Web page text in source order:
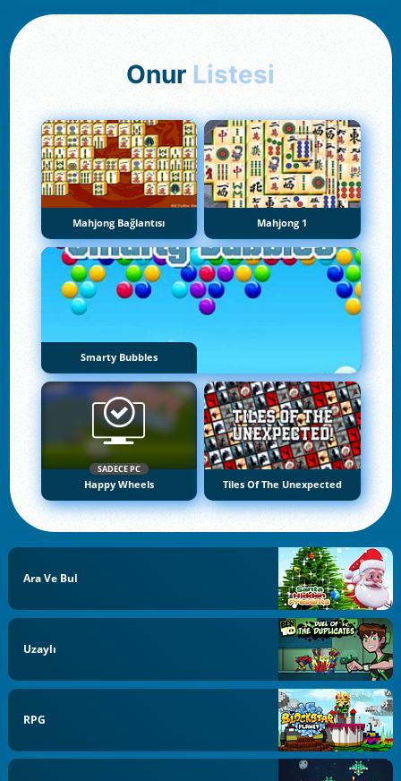
Onur Listesi
Mahjong Bağlantısı Mahjong 1
Smarty Bubbles
SADECE PC
Happy Wheels Tiles Of The Unexpected
Ara Ve Bul
Uzaylı
RPG